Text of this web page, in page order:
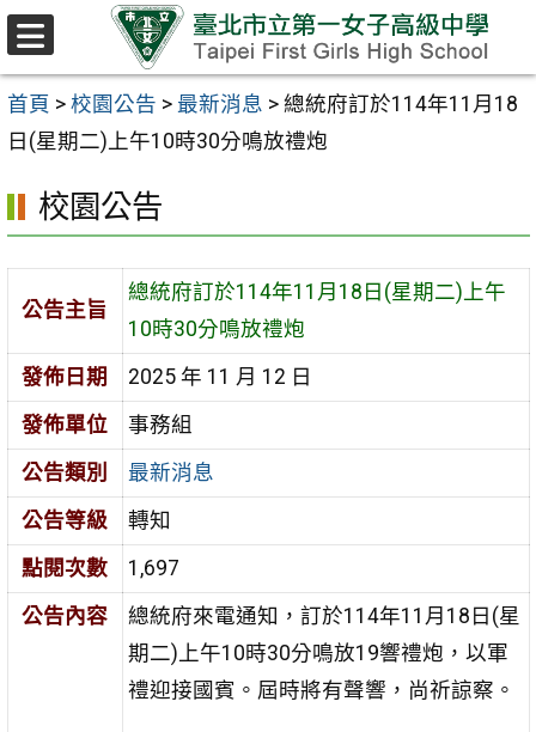
跳至主要內容區
首頁 > 校園公告 > 最新消息 > 總統府訂於114年11月18
日(星期二)上午10時30分鳴放禮炮
校園公告
公告主旨
總統府訂於114年11月18日(星期二)上午
10時30分鳴放禮炮
發佈日期
2025 年 11 月 12 日
發佈單位
事務組
公告類別
最新消息
公告等級
轉知
點閱次數
1,697
公告內容
總統府來電通知，訂於114年11月18日(星
期二)上午10時30分鳴放19響禮炮，以軍
禮迎接國賓。屆時將有聲響，尚祈諒察。
選
單